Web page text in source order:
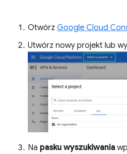
Otwórz Google Cloud
Utwórz nowy projekt lub
Na pasku wyszukiwania